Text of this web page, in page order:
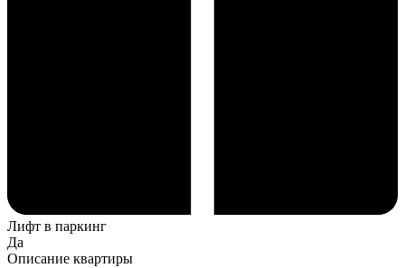
Лифт в паркинг
Да
Описание квартиры